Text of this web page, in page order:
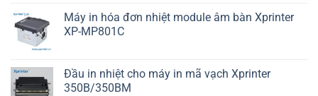
Máy in hóa đơn nhiệt module âm bàn Xprinter
XP-MP801C
Đầu in nhiệt cho máy in mã vạch Xprinter
350B/350BM